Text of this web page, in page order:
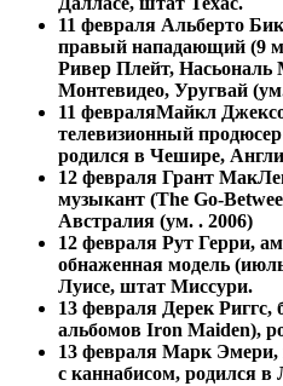
11 февраля Альберто
правый нападающий (9
Ривер Плейт, Насьональ
Монтевидео, Уругвай
11 февраляМайкл
телевизионный
родился в Чешире,
12 февраля Грант
музыкант (The Go-
Австралия (ум. . 2006)
12 февраля Рут Герри,
обнаженная модель
Луисе, штат Миссури.
13 февраля Дерек Риггс,
альбомов Iron Maiden),
13 февраля Марк Эмери,
с каннабисом, родился в